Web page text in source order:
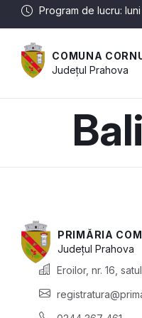
Program de lucru:
COMUNA
JudețulPrahova
PRIMĂRIA
JudețulPrahova
Eroilor, nr. 16,